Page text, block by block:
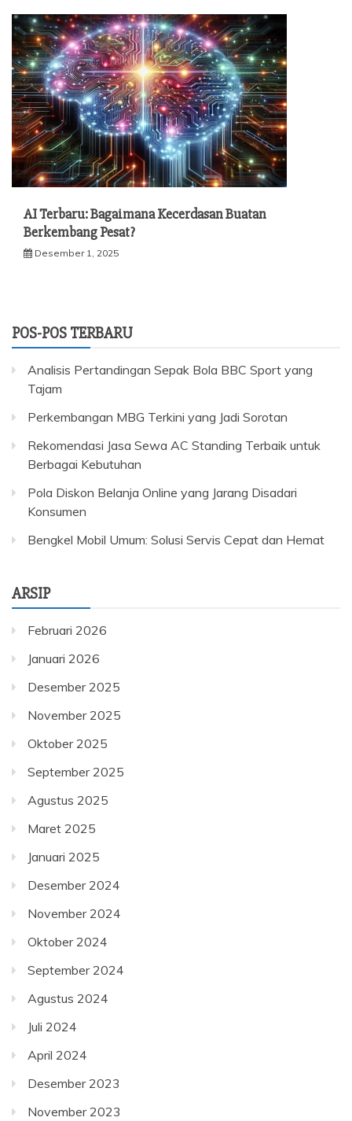
AI Terbaru: Bagaimana Kecerdasan Buatan
Berkembang Pesat?
Desember 1, 2025
POS-POS TERBARU
Analisis Pertandingan Sepak Bola BBC Sport yang
Tajam
Perkembangan MBG Terkini yang Jadi Sorotan
Rekomendasi Jasa Sewa AC Standing Terbaik untuk
Berbagai Kebutuhan
Pola Diskon Belanja Online yang Jarang Disadari
Konsumen
Bengkel Mobil Umum: Solusi Servis Cepat dan Hemat
ARSIP
Februari 2026
Januari 2026
Desember 2025
November 2025
Oktober 2025
September 2025
Agustus 2025
Maret 2025
Januari 2025
Desember 2024
November 2024
Oktober 2024
September 2024
Agustus 2024
Juli 2024
April 2024
Desember 2023
November 2023